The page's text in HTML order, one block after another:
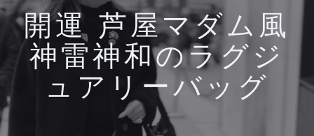
ス
キ
ッ
プ
開運 芦屋マダム風
神雷神和のラグジ
ュアリーバッグ